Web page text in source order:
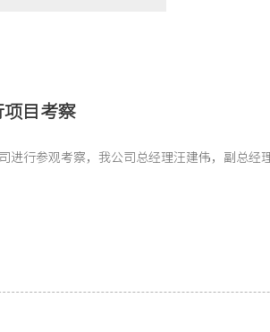
目考察
进行参观考察，我公司总经理汪建伟，副总经